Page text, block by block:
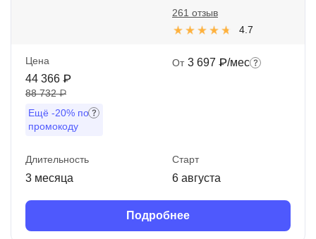
4.7
261 отзыв
Цена
44 366 ₽
88 732 ₽
Ещё -20% по
промокоду
От 3 697 ₽/мес
Длительность
3 месяца
Старт
6 августа
Подробнее